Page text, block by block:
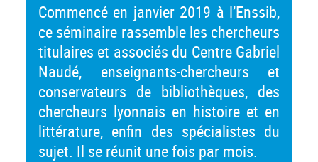
Commencé en janvier 2019 à l’Enssib,
ce séminaire rassemble les chercheurs
titulaires et associés du Centre Gabriel
Naudé, enseignants-chercheurs et
conservateurs de bibliothèques, des
chercheurs lyonnais en histoire et en
littérature, enfin des spécialistes du
sujet. Il se réunit une fois par mois.